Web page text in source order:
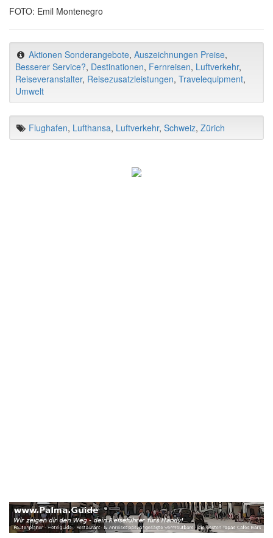
FOTO: Emil Montenegro
Aktionen Sonderangebote, Auszeichnungen Preise,
Besserer Service?, Destinationen, Fernreisen, Luftverkehr,
Reiseveranstalter, Reisezusatzleistungen, Travelequipment,
Umwelt
Flughafen, Lufthansa, Luftverkehr, Schweiz, Zürich